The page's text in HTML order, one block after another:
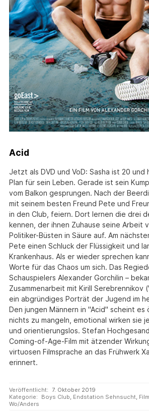
Acid
Jetzt als DVD und VoD: Sasha ist 20
Plan für sein Leben. Gerade ist sein
vom Balkon gesprungen. Nach der
mit seinem besten Freund Pete und
in den Club, feiern. Dort lernen die drei
kennen, der ihnen Zuhause seine Arbeit
Politiker-Büsten in Säure auf. Am
Pete einen Schluck der Flüssigkeit und
Krankenhaus. Als er wieder sprechen
Worte für das Chaos um sich. Das
Schauspielers Alexander Gorchilin –
Zusammenarbeit mit Kirill Serebrennikov
ein abgründiges Porträt der Jugend im
Den jungen Männern in "Acid" scheint es
nichts zu mangeln, emotional wirken sie
und orientierungslos. Stefan
Coming-of-Age-Film mit ätzender
virtuosen Filmsprache an das Frühwerk
erinnert.
Veröffentlicht:
7. Oktober 2019
Kategorie:
Boys Club, Endstation Sehnsucht, Film
Wo/Anders